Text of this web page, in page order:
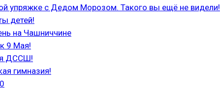
упряжке с Дедом Морозом. Такого вы ещё не видели!
детей!
на Чашниччине
9 Мая!
ДССШ!
гимназия!